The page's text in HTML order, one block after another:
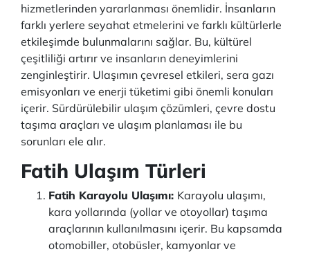
hizmetlerinden yararlanması önemlidir. İnsanların
farklı yerlere seyahat etmelerini ve farklı kültürlerle
etkileşimde bulunmalarını sağlar. Bu, kültürel
çeşitliliği artırır ve insanların deneyimlerini
zenginleştirir. Ulaşımın çevresel etkileri, sera gazı
emisyonları ve enerji tüketimi gibi önemli konuları
içerir. Sürdürülebilir ulaşım çözümleri, çevre dostu
taşıma araçları ve ulaşım planlaması ile bu
sorunları ele alır.
Fatih Ulaşım Türleri
Fatih Karayolu Ulaşımı: Karayolu ulaşımı,
kara yollarında (yollar ve otoyollar) taşıma
araçlarının kullanılmasını içerir. Bu kapsamda
otomobiller, otobüsler, kamyonlar ve